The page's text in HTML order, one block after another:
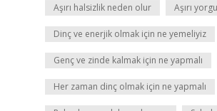
Aşırı halsizlik neden olur Aşırı
Dinç ve enerjik olmak için ne yemeliyiz
Genç ve zinde kalmak için ne yapmalı
Her zaman dinç olmak için ne yapmalı